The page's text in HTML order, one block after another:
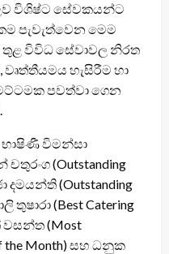
විශිෂ්ට සේවකයන්ට
පැවැත්වෙන මෙම
විවිධ සේවාවල නිරත
හැසිරීම හා
පවත්වා ගෙන
භාෂිණී විමන්සා
චතුරංග (Outstanding
දමයන්ති (Outstanding
තුෂාරා (Best Catering
වසන්ත (Most
the Month) සහ ධනුක